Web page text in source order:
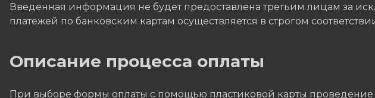
Введенная информация не будет предоставлена третьим лицам за
платежей по банковским картам осуществляется в строгом
Описание процессa оплаты
При выборе формы оплаты с помощью пластиковой карты проведение